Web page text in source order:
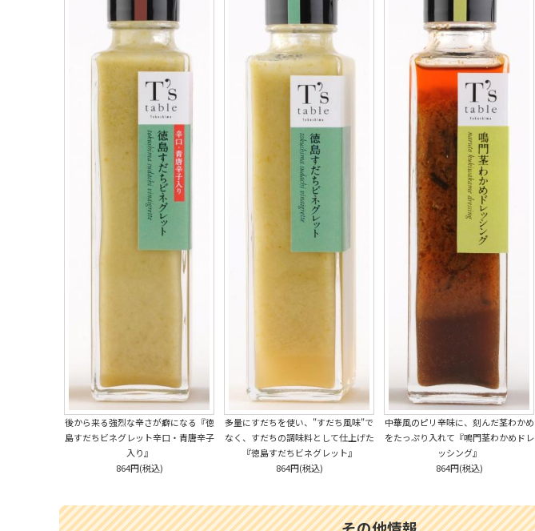
後から来る強烈な辛さが癖になる『徳
島すだちビネグレット辛口・青唐辛子
入り』
864円(税込)
多量にすだちを使い、"すだち風味"で
なく、すだちの調味料として仕上げた
『徳島すだちビネグレット』
864円(税込)
中華風のピリ辛味に、刻んだ茎わかめ
をたっぷり入れて『鳴門茎わかめドレ
ッシング』
864円(税込)